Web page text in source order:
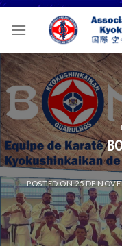
POSTED ON25 DE